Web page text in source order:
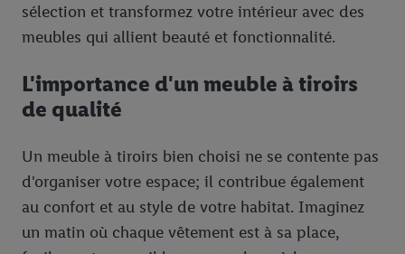
sélection et transformez votre intérieur avec des
meubles qui allient beauté et fonctionnalité.
L'importance d'un meuble à tiroirs
de qualité
Un meuble à tiroirs bien choisi ne se contente pas
d'organiser votre espace; il contribue également
au confort et au style de votre habitat. Imaginez
un matin où chaque vêtement est à sa place,